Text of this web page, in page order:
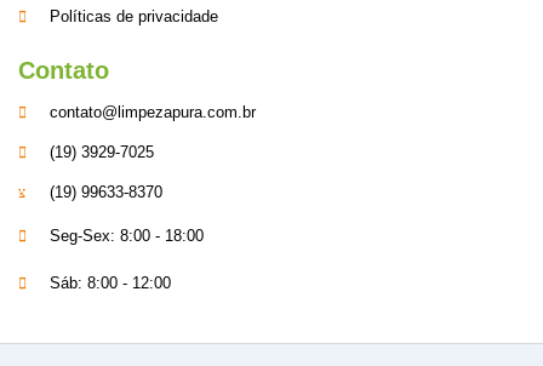
Políticas de privacidade
Contato
contato@limpezapura.com.br
(19) 3929-7025
(19) 99633-8370
Seg-Sex: 8:00 - 18:00
Sáb: 8:00 - 12:00